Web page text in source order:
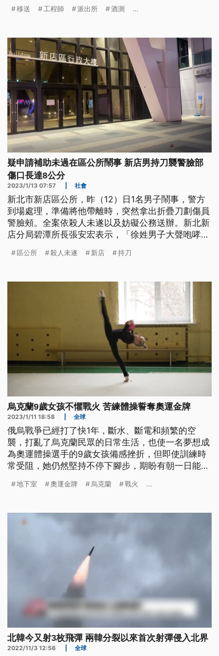
移送。
移送 工程師 派出所 酒測 ...
疑申請補助未過在區公所鬧事 新店男持刀襲警臉部
傷口長達8公分
2023/1/13 07:57 社會
新北市新店區公所，昨（12）日1名男子鬧事，警方
到場處理，準備將他帶離時，突然拿出折疊刀劃傷員
警臉頰。全案依殺人未遂以及妨礙公務送辦。新北新
店分局碧潭所長張安宏表示，「徐姓男子大聲咆哮，
罵本所楊姓員警，並持折疊刀劃傷其左臉頰，現場經
被劃傷的員警傷口長達8公分，經送醫治療後已無大
礙；25歲徐姓男子昨天到新店區
區公所 殺人未遂 新店 持刀
烏克蘭9歲女孩不懼戰火 苦練體操誓奪奧運金牌
2023/1/11 18:58 全球
俄烏戰爭已經打了快1年，斷水、斷電和頻繁的空
襲，打亂了烏克蘭民眾的日常生活，也使一名夢想成
為奧運體操選手的9歲女孩備感挫折，但即使訓練時
常受阻，她仍然堅持不停下腳步，期盼有朝一日能夠
地下室 奧運金牌 烏克蘭 戰火 ...
北韓今又射3枚飛彈 兩韓分裂以來首次射彈侵入北界
2022/11/3 12:56 全球